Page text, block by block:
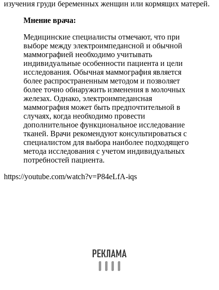
изучения груди беременных женщин или кормящих матерей.
Мнение врача:
Медицинские специалисты отмечают, что при
выборе между электроимпедансной и обычной
маммографией необходимо учитывать
индивидуальные особенности пациента и цели
исследования. Обычная маммография является
более распространенным методом и позволяет
более точно обнаружить изменения в молочных
железах. Однако, электроимпедансная
маммография может быть предпочтительной в
случаях, когда необходимо провести
дополнительное функциональное исследование
тканей. Врачи рекомендуют консультироваться с
специалистом для выбора наиболее подходящего
метода исследования с учетом индивидуальных
потребностей пациента.
https://youtube.com/watch?v=P84eLfA-iqs